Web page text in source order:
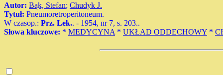
Autor: Bąk, Stefan; Chudyk J.
Tytuł: Pneumoretroperitoneum.
W czasop.: Prz. Lek.. - 1954, nr 7, s. 203..
Słowa kluczowe: * MEDYCYNA * UKŁAD ODDECHOWY *